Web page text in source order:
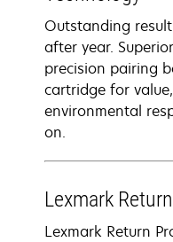
Outstanding
after year.
precision pairing
cartridge for
environmental
on.
Lexmark
Lexmark Return